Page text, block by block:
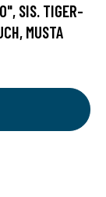
SIS. TIGER-
MUSTA